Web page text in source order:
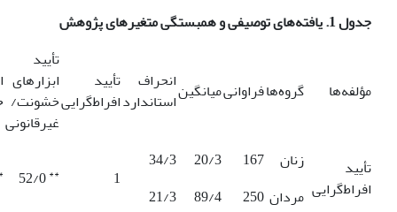
جدول 1. یافته‌های توصیفی و همبستگی متغیرهای پژوهش
مؤلفه‌ها گروه‌هافراوانیمیانگینانحراف
استاندارد
تأیید
افراط‌گرایی
تأیید
ابزارهای
خشونت/
غیرقانونی
تأیید
افراط‌گرایی
زنان 167
20/3
34/3
1
**
مردان 250
89/4
21/3